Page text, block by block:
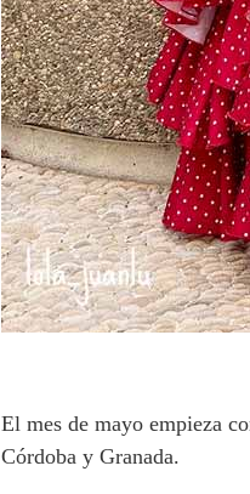
El mes de mayo empieza
Córdoba y Granada.